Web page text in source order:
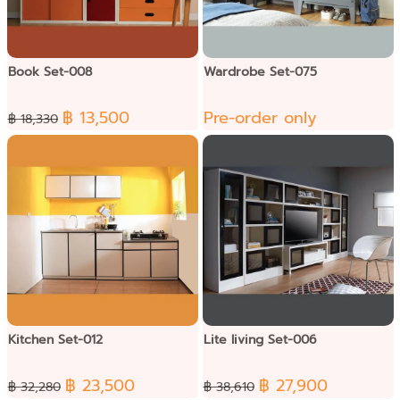
Book Set-008
฿ 18,330 ฿ 13,500
Wardrobe Set-075
Pre-order only
Kitchen Set-012
฿ 32,280 ฿ 23,500
Lite living Set-006
฿ 38,610 ฿ 27,900